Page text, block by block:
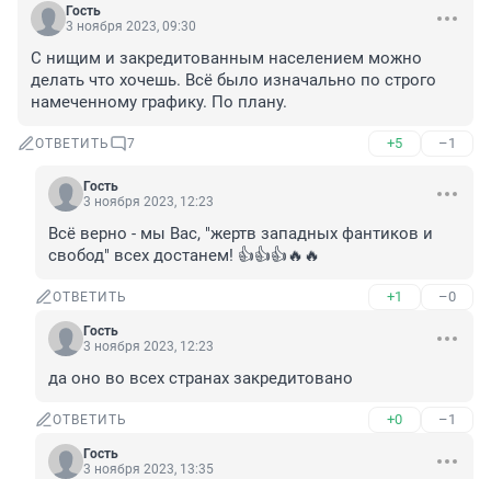
Гость
3 ноября 2023, 09:30
С нищим и закредитованным населением можно
делать что хочешь. Всё было изначально по строго
намеченному графику. По плану.
ОТВЕТИТЬ 7 +5 –1
Гость
3 ноября 2023, 12:23
Всё верно - мы Вас, "жертв западных фантиков и
свобод" всех достанем! 👍👍👍🔥🔥
ОТВЕТИТЬ +1 –0
Гость
3 ноября 2023, 12:23
да оно во всех странах закредитовано
ОТВЕТИТЬ +0 –1
Гость
3 ноября 2023, 13:35